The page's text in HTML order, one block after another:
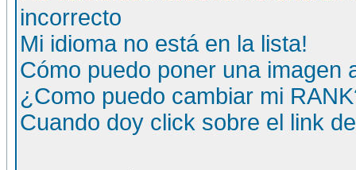
incorrecto
Mi idioma no está en la lista!
Cómo puedo poner una imagen
¿Como puedo cambiar mi
Cuando doy click sobre el link